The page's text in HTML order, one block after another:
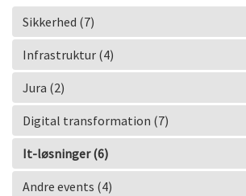
Sikkerhed (7)
Infrastruktur (4)
Jura (2)
Digital transformation (7)
It-løsninger (6)
Andre events (4)